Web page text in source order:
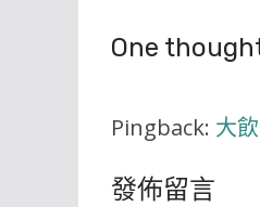
One
Pingback: 大
發佈留言